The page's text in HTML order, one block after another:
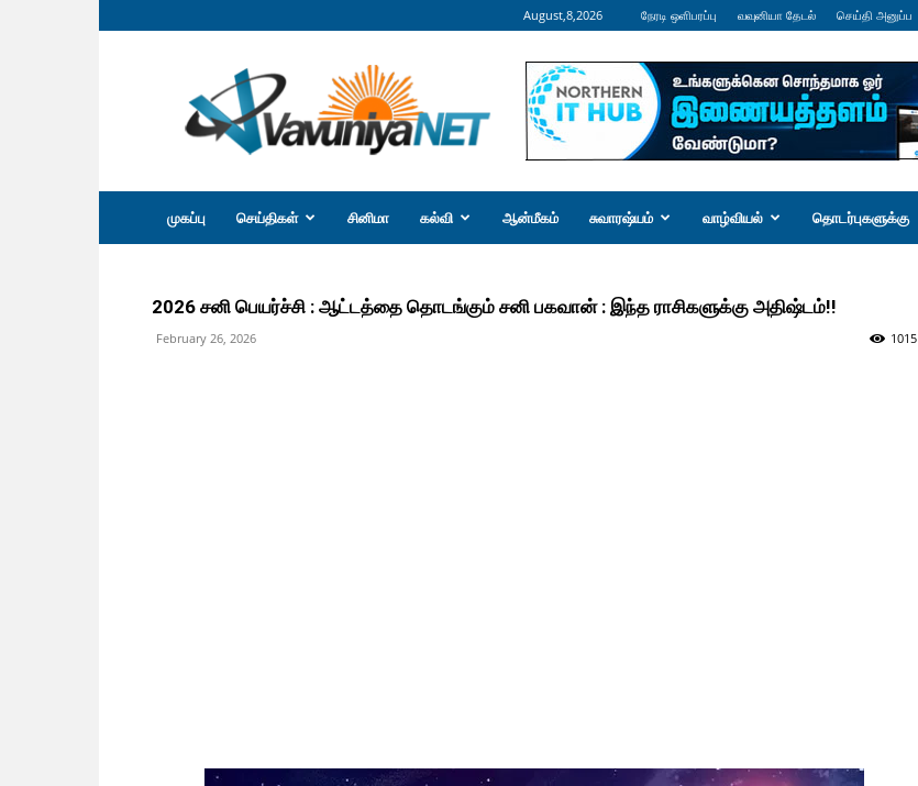
August,8,2026 நேரடி ஒளிபரப்பு வவுனியா தேடல் செய்தி அனுப்ப
வவுனியா
நெற்
முகப்பு செய்திகள் சினிமா கல்வி ஆன்மீகம் சுவாரஷ்யம் வாழ்வியல் தொடர்புகளுக்கு
2026 சனி பெயர்ச்சி : ஆட்டத்தை தொடங்கும் சனி பகவான் : இந்த ராசிகளுக்கு அதிஷ்டம்!!
February 26, 2026 1015